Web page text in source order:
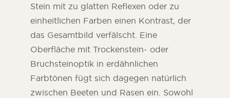
Stein mit zu glatten Reflexen oder zu
einheitlichen Farben einen Kontrast, der
das Gesamtbild verfälscht. Eine
Oberfläche mit Trockenstein- oder
Bruchsteinoptik in erdähnlichen
Farbtönen fügt sich dagegen natürlich
zwischen Beeten und Rasen ein. Sowohl